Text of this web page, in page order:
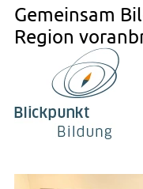
Gemeinsam
Region